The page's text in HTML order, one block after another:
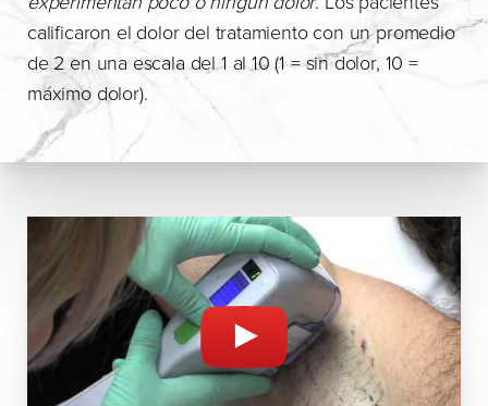
calificaron el dolor del tratamiento con un promedio
de 2 en una escala del 1 al 10 (1 = sin dolor, 10 =
máximo dolor).